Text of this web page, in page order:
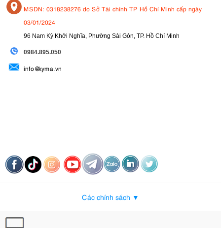
MSDN: 0318238276 do Sở Tài chính TP Hồ Chí Minh cấp ngày
03/01/2024
96 Nam Kỳ Khởi Nghĩa, Phường Sài Gòn, TP. Hồ Chí Minh
0984.895.050
info@kyma.vn
Các chính sách ▼